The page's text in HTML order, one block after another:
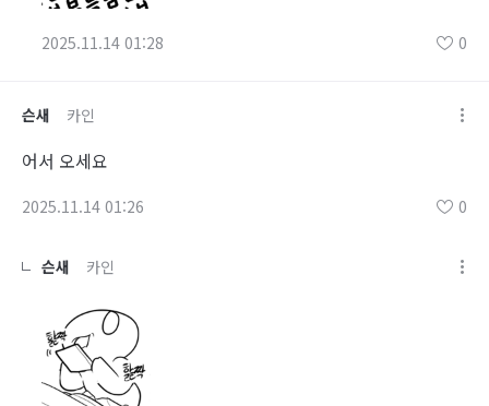
2025.11.14 01:28 0
슨새 카인
어서 오세요
2025.11.14 01:26 0
슨새 카인